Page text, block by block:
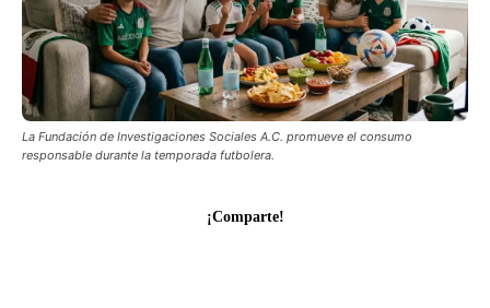
La Fundación de Investigaciones Sociales A.C. promueve el consumo
responsable durante la temporada futbolera.
¡Comparte!